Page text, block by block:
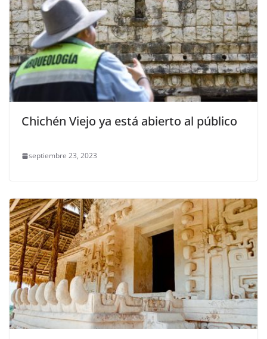
Chichén Viejo ya está abierto al público
septiembre 23, 2023